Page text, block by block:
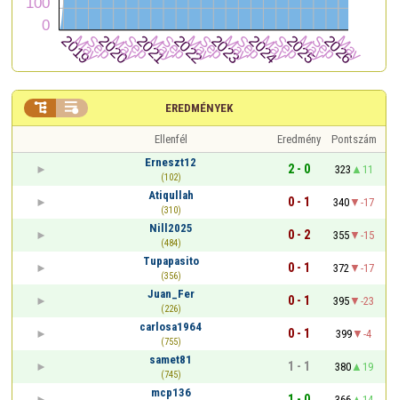
EREDMÉNYEK
 
Ellenfél Eredmény
Pontszám
Erneszt12
(102)
2 - 0 323
11
Atiqullah
(310)
0 - 1 340
-17
Nill2025
(484)
0 - 2 355
-15
Tupapasito
(356)
0 - 1 372
-17
Juan_Fer
(226)
0 - 1 395
-23
carlosa1964
(755)
0 - 1 399
-4
samet81
(745)
1 - 1 380
19
mcp136